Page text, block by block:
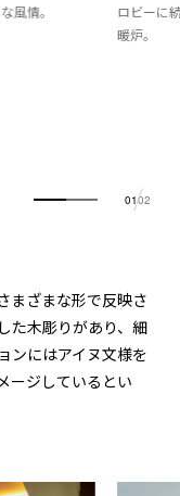
風情。
ロビーに
暖炉。
0102
まざまな形で反映さ
た木彫りがあり、細
ンにはアイヌ文様を
ージしているとい